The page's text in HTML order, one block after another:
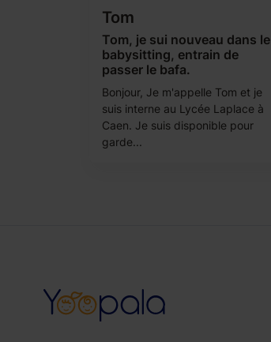
Tom
Tom, je sui nouveau dans le
babysitting, entrain de
passer le bafa.
Bonjour, Je m'appelle Tom et je
suis interne au Lycée Laplace à
Caen. Je suis disponible pour
garde...